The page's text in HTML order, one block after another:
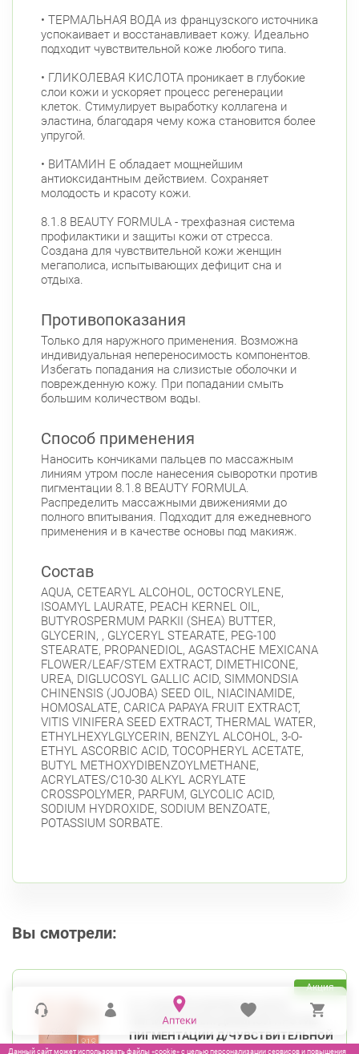
• ТЕРМАЛЬНАЯ ВОДА из французского источника
успокаивает и восстанавливает кожу. Идеально
подходит чувствительной коже любого типа.
• ГЛИКОЛЕВАЯ КИСЛОТА проникает в глубокие
слои кожи и ускоряет процесс регенерации
клеток. Стимулирует выработку коллагена и
эластина, благодаря чему кожа становится более
упругой.
• ВИТАМИН Е обладает мощнейшим
антиоксидантным действием. Сохраняет
молодость и красоту кожи.
8.1.8 BEAUTY FORMULA - трехфазная система
профилактики и защиты кожи от стресса.
Создана для чувствительной кожи женщин
мегаполиса, испытывающих дефицит сна и
отдыха.
Противопоказания
Только для наружного применения. Возможна
индивидуальная непереносимость компонентов.
Избегать попадания на слизистые оболочки и
поврежденную кожу. При попадании смыть
большим количеством воды.
Способ применения
Наносить кончиками пальцев по массажным
линиям утром после нанесения сыворотки против
пигментации 8.1.8 BEAUTY FORMULA.
Распределить массажными движениями до
полного впитывания. Подходит для ежедневного
применения и в качестве основы под макияж.
Состав
AQUA, CETEARYL ALCOHOL, OCTOCRYLENE,
ISOAMYL LAURATE, PEACH KERNEL OIL,
BUTYROSPERMUM PARKII (SHEA) BUTTER,
GLYCERIN, , GLYCERYL STEARATE, PEG-100
STEARATE, PROPANEDIOL, AGASTACHE MEXICANA
FLOWER/LEAF/STEM EXTRACT, DIMETHICONE,
UREA, DIGLUCOSYL GALLIC ACID, SIMMОNDSIA
CHINЕNSIS (JOJOBA) SEED OIL, NIACINAMIDE,
HOMOSALATE, CARICA PAPAYA FRUIT EXTRACT,
VITIS VINIFERA SEED EXTRACT, THERMAL WATER,
ETHYLHEXYLGLYCERIN, BENZYL ALCOHOL, 3-O-
ETHYL ASCORBIC ACID, TOCOPHERYL ACETATE,
BUTYL METHOXYDIBENZOYLMETHANE,
ACRYLATES/C10-30 ALKYL ACRYLATE
CROSSPOLYMER, PARFUM, GLYCOLIC ACID,
SODIUM HYDROXIDE, SODIUM BENZOATE,
POTASSIUM SORBATE.
Вы смотрели:
Акция
8.1.8 БЬЮТИ ФОРМУЛА АНТИ
ПИГМЕНТ КРЕМ ДНЕВНОЙ ПРОТИВ
ПИГМЕНТАЦИИ Д/ЧУВСТВИТЕЛЬНОЙ
КОЖИ 50МЛ
Данный сайт может использовать файлы «cookie» с целью персонализации сервисов и повышения